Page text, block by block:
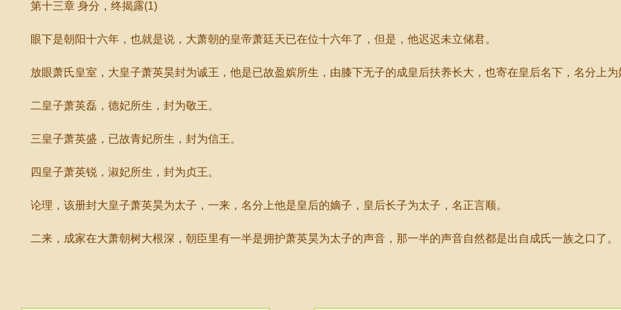
第十三章 身分，终揭露(1)
眼下是朝阳十六年，也就是说，大萧朝的皇帝萧廷天已在位十六年了，但是，他迟迟未立储君。
放眼萧氏皇室，大皇子萧英昊封为诚王，他是已故盈嫔所生，由膝下无子的成皇后扶养长大，也寄在皇后名下，名分上为
二皇子萧英磊，德妃所生，封为敬王。
三皇子萧英盛，已故青妃所生，封为信王。
四皇子萧英锐，淑妃所生，封为贞王。
论理，该册封大皇子萧英昊为太子，一来，名分上他是皇后的嫡子，皇后长子为太子，名正言顺。
二来，成家在大萧朝树大根深，朝臣里有一半是拥护萧英昊为太子的声音，那一半的声音自然都是出自成氏一族之口了。